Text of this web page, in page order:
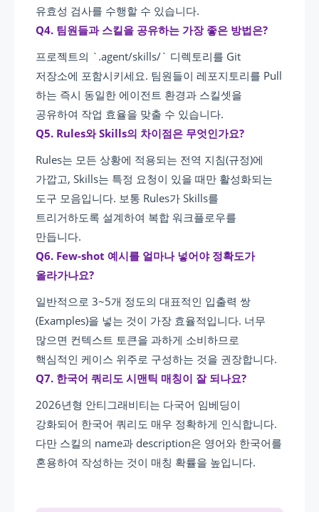
유효성 검사를 수행할 수 있습니다.
Q4. 팀원들과 스킬을 공유하는 가장 좋은 방법은?
프로젝트의 `.agent/skills/` 디렉토리를 Git
저장소에 포함시키세요. 팀원들이 레포지토리를 Pull
하는 즉시 동일한 에이전트 환경과 스킬셋을
공유하여 작업 효율을 맞출 수 있습니다.
Q5. Rules와 Skills의 차이점은 무엇인가요?
Rules는 모든 상황에 적용되는 전역 지침(규정)에
가깝고, Skills는 특정 요청이 있을 때만 활성화되는
도구 모음입니다. 보통 Rules가 Skills를
트리거하도록 설계하여 복합 워크플로우를
만듭니다.
Q6. Few-shot 예시를 얼마나 넣어야 정확도가
올라가나요?
일반적으로 3~5개 정도의 대표적인 입출력 쌍
(Examples)을 넣는 것이 가장 효율적입니다. 너무
많으면 컨텍스트 토큰을 과하게 소비하므로
핵심적인 케이스 위주로 구성하는 것을 권장합니다.
Q7. 한국어 쿼리도 시맨틱 매칭이 잘 되나요?
2026년형 안티그래비티는 다국어 임베딩이
강화되어 한국어 쿼리도 매우 정확하게 인식합니다.
다만 스킬의 name과 description은 영어와 한국어를
혼용하여 작성하는 것이 매칭 확률을 높입니다.